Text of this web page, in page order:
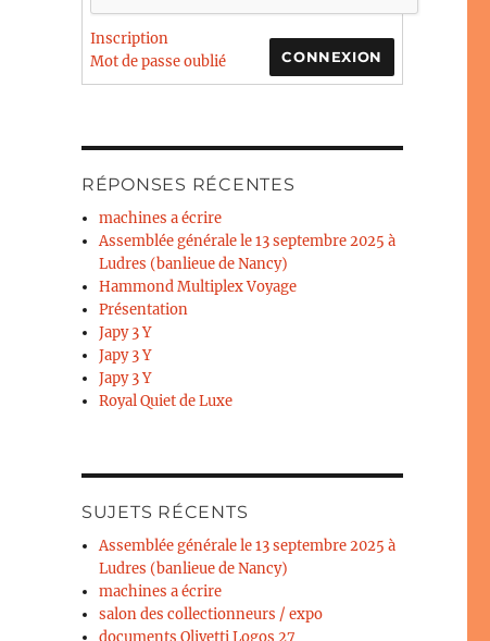
CONNEXION
Inscription
Mot de passe oublié
RÉPONSES RÉCENTES
machines a écrire
Assemblée générale le 13 septembre 2025 à
Ludres (banlieue de Nancy)
Hammond Multiplex Voyage
Présentation
Japy 3 Y
Japy 3 Y
Japy 3 Y
Royal Quiet de Luxe
SUJETS RÉCENTS
Assemblée générale le 13 septembre 2025 à
Ludres (banlieue de Nancy)
machines a écrire
salon des collectionneurs / expo
documents Olivetti Logos 27